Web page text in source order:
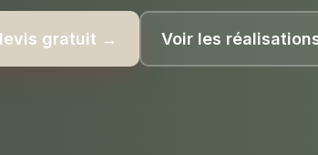
gratuit → Voir les